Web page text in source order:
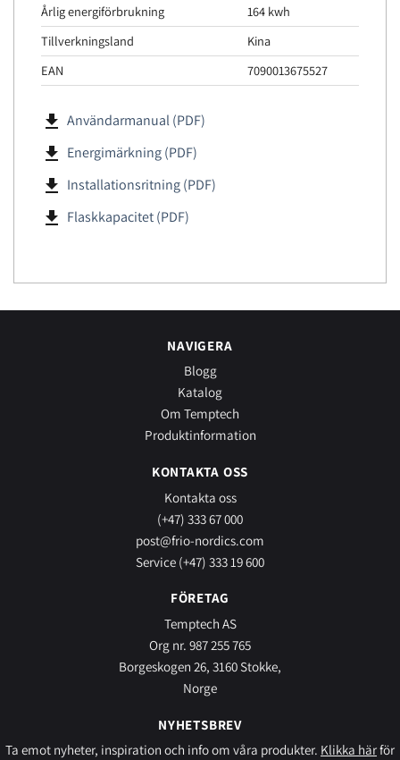
Årlig energiförbrukning
164 kwh
Tillverkningsland
Kina
EAN
7090013675527
file_download Användarmanual (PDF)
file_download Energimärkning (PDF)
file_download Installationsritning (PDF)
file_download Flaskkapacitet (PDF)
NAVIGERA
Blogg
Katalog
Om Temptech
Produktinformation
KONTAKTA OSS
Kontakta oss
(+47) 333 67 000
post@frio-nordics.com
Service (+47) 333 19 600
FÖRETAG
Temptech AS
Org nr. 987 255 765
Borgeskogen 26, 3160 Stokke,
Norge
NYHETSBREV
Ta emot nyheter, inspiration och info om våra produkter. Klikka härför